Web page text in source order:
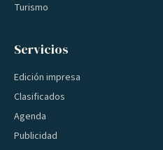
Turismo
Servicios
Edición impresa
Clasificados
Agenda
Publicidad